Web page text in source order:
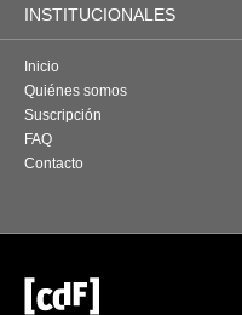
INSTITUCIONALES
Inicio
Quiénes somos
Suscripción
FAQ
Contacto